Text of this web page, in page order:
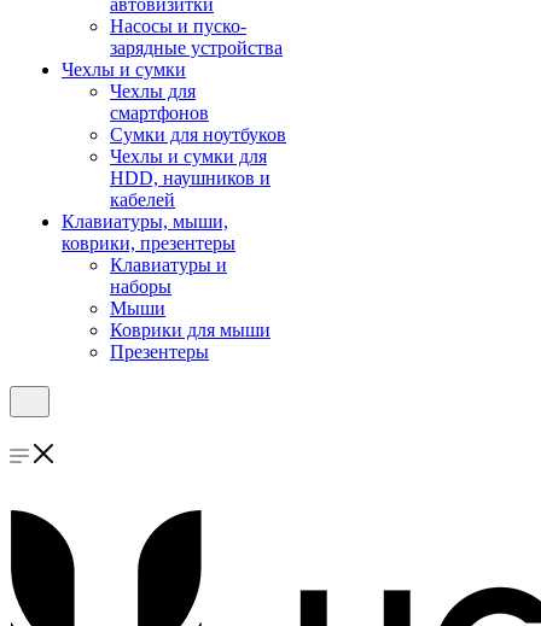
автовизитки
Насосы и пуско-
зарядные устройства
Чехлы и сумки
Чехлы для
смартфонов
Сумки для ноутбуков
Чехлы и сумки для
HDD, наушников и
кабелей
Клавиатуры, мыши,
коврики, презентеры
Клавиатуры и
наборы
Мыши
Коврики для мыши
Презентеры